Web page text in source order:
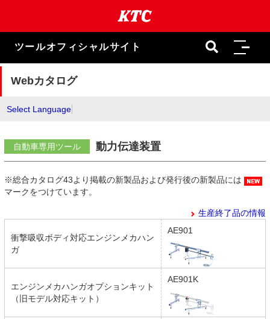
ま
キ
ツールオフィシャルサイト
Webカタログ
Select Language
自動車専用ツール 動力伝達装置
※総合カタログ43より掲載の新製品および発行後の新製品には
マークをつけています。
生産終了品の情報
衝撃吸収ボディ対応エンジンメカハン
ガ
AE901
エンジンメカハンガオプションキット
（旧モデル対応キット）
AE901K